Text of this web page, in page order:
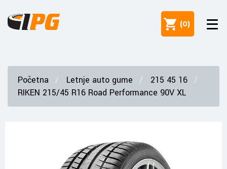
(0)
Početna Letnje auto gume
215 45 16
RIKEN 215/45 R16 Road Performance 90V XL